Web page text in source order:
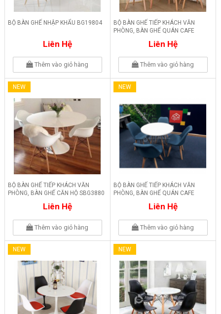
BỘ BÀN GHẾ NHẬP KHẨU BG19804
Liên Hệ
Thêm vào giỏ hàng
BỘ BÀN GHẾ TIẾP KHÁCH VĂN
PHÒNG, BÀN GHẾ QUÁN CAFE
Liên Hệ
Thêm vào giỏ hàng
NEW
BỘ BÀN GHẾ TIẾP KHÁCH VĂN
PHÒNG, BÀN GHẾ CĂN HỘ SBG3880
Liên Hệ
Thêm vào giỏ hàng
NEW
BỘ BÀN GHẾ TIẾP KHÁCH VĂN
PHÒNG, BÀN GHẾ QUÁN CAFE
Liên Hệ
Thêm vào giỏ hàng
NEW NEW